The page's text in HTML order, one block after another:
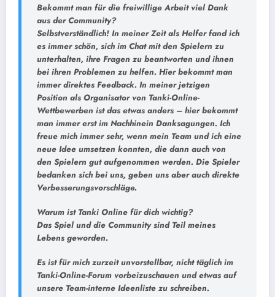
Bekommt man für die freiwillige Arbeit viel Dank
aus der Community?
Selbstverständlich! In meiner Zeit als Helfer fand ich
es immer schön, sich im Chat mit den Spielern zu
unterhalten, ihre Fragen zu beantworten und ihnen
bei ihren Problemen zu helfen. Hier bekommt man
immer direktes Feedback. In meiner jetzigen
Position als Organisator von Tanki-Online-
Wettbewerben ist das etwas anders – hier bekommt
man immer erst im Nachhinein Danksagungen. Ich
freue mich immer sehr, wenn mein Team und ich eine
neue Idee umsetzen konnten, die dann auch von
den Spielern gut aufgenommen werden. Die Spieler
bedanken sich bei uns, geben uns aber auch direkte
Verbesserungsvorschläge.
Warum ist Tanki Online für dich wichtig?
Das Spiel und die Community sind Teil meines
Lebens geworden.
Es ist für mich zurzeit unvorstellbar, nicht täglich im
Tanki-Online-Forum vorbeizuschauen und etwas auf
unsere Team-interne Ideenliste zu schreiben.